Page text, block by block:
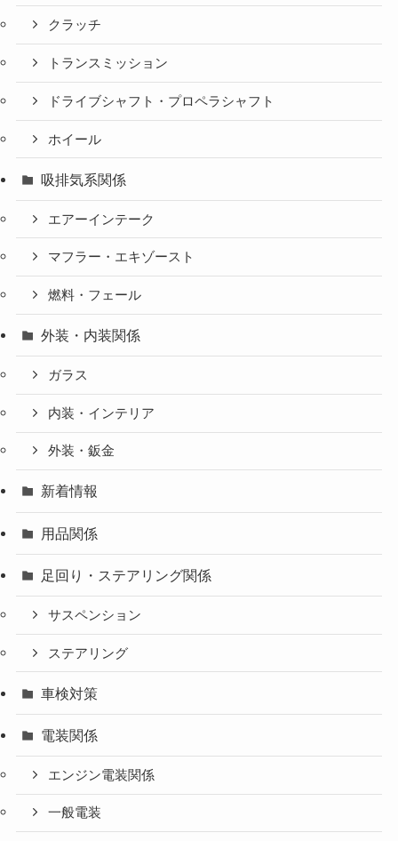
クラッチ
トランスミッション
ドライブシャフト・プロペラシャフト
ホイール
吸排気系関係
エアーインテーク
マフラー・エキゾースト
燃料・フェール
外装・内装関係
ガラス
内装・インテリア
外装・鈑金
新着情報
用品関係
足回り・ステアリング関係
サスペンション
ステアリング
車検対策
電装関係
エンジン電装関係
一般電装